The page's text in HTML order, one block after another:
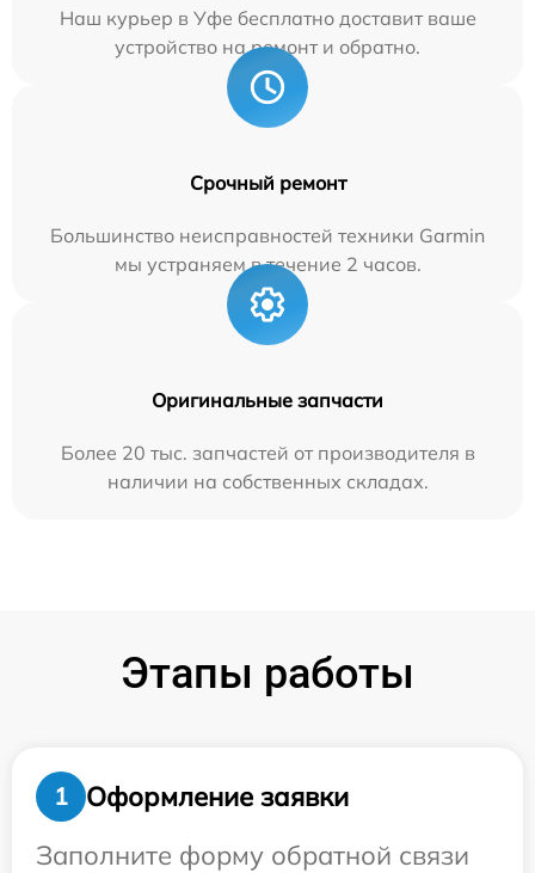
Наш курьер в Уфе бесплатно доставит ваше
устройство на ремонт и обратно.
Срочный ремонт
Большинство неисправностей техники Garmin
мы устраняем в течение 2 часов.
Оригинальные запчасти
Более 20 тыс. запчастей от производителя в
наличии на собственных складах.
Этапы работы
1
Оформление заявки
Заполните форму обратной связи